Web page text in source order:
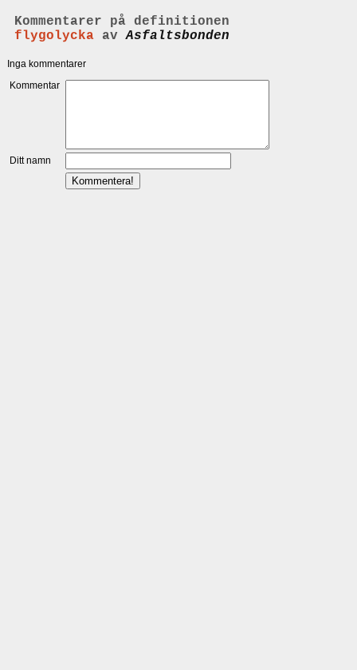
Kommentarer på definitionen
flygolycka avAsfaltsbonden
Inga kommentarer
Kommentar
Ditt namn